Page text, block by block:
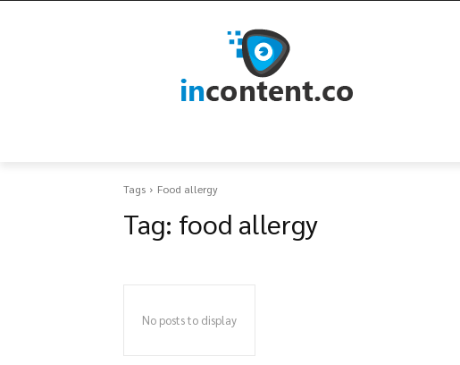
Tags Food allergy
Tag: food allergy
No posts to display